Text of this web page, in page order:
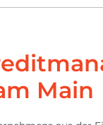
Main